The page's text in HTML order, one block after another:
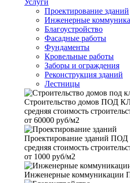
Услуги
Проектирование зданий
Инженерные
Благоустройство
Фасадные работы
Фундаменты
Кровельные работы
Заборы и ограждения
Реконструкция зданий
Лестницы
Строительство домов ПОД
средняя стоимость
от 60000 руб/м2
Проектирование зданий ПОД
средняя стоимость
от 1000 руб/м2
Инженерные коммуникации